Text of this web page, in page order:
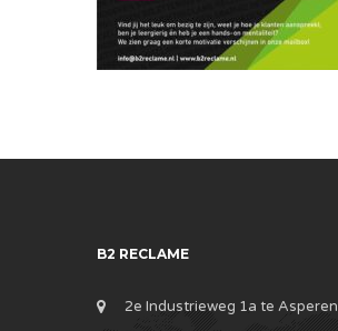
B2 RECLAME
2e Industrieweg 1a te Asperen